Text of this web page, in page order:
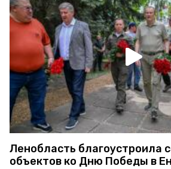
Ленобласть благоустроила
объектов ко Дню Победы в